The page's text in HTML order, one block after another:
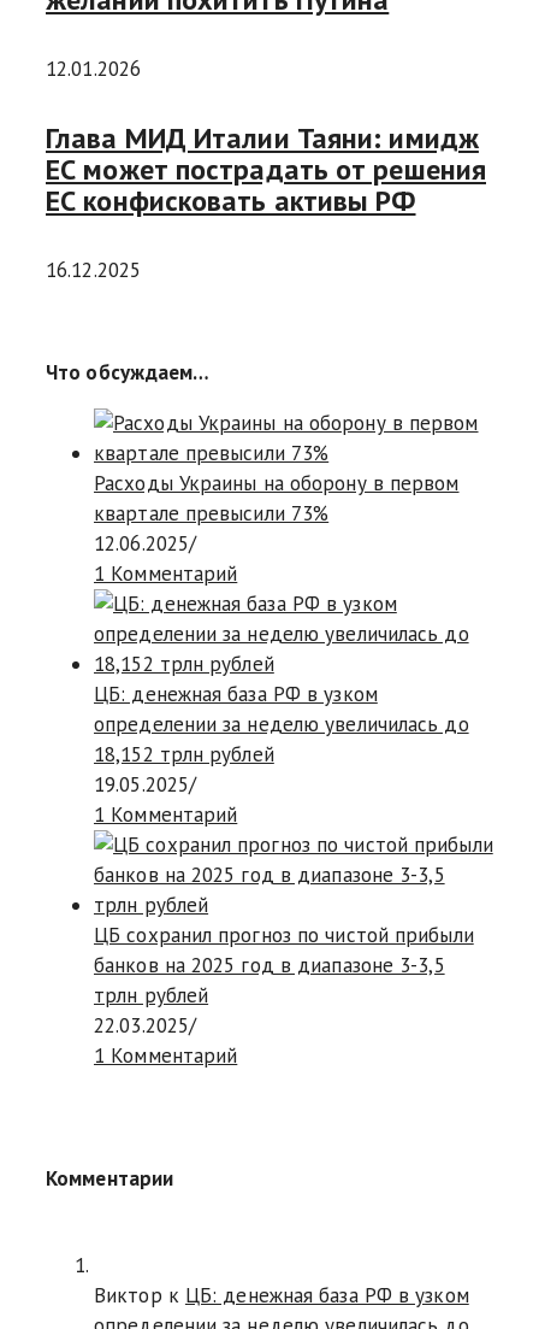
12.01.2026
Глава МИД Италии Таяни: имидж
ЕС может пострадать от решения
ЕС конфисковать активы РФ
16.12.2025
Что обсуждаем…
Расходы Украины на оборону в первом
квартале превысили 73%
12.06.2025/
1 Комментарий
ЦБ: денежная база РФ в узком
определении за неделю увеличилась до
18,152 трлн рублей
19.05.2025/
1 Комментарий
ЦБ сохранил прогноз по чистой прибыли
банков на 2025 год в диапазоне 3-3,5
трлн рублей
22.03.2025/
1 Комментарий
Комментарии
Виктор к ЦБ: денежная база РФ в узком